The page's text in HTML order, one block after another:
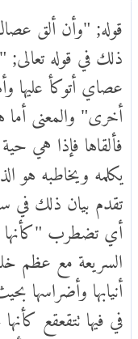
قوله; "وأن ألق
ذلك في قوله
عصاي أتوكأ
أخرى" والمعنى أما
فألقاها فإذا هي
يكلمه ويخاطبه
تقدم بيان ذلك في
أي تضطرب "كأنها
السريعة مع عظم
أنيابها وأضراسها
في فيها تتقعقع